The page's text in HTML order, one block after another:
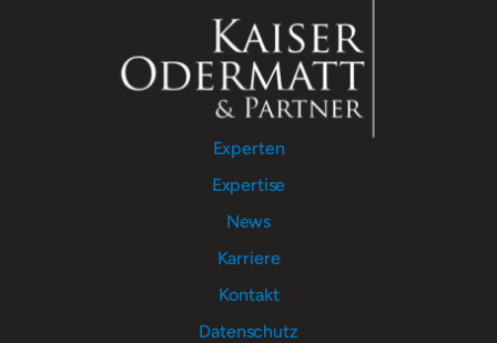
Experten
Expertise
News
Karriere
Kontakt
Datenschutz